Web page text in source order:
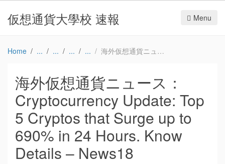
仮想通貨大學校 速報 Menu
Home 海外仮想通貨ニュース：Cryptocurrency Update: Top 5 Cryptos that Surge up to 690% in 24 Hours. Know Details – News18
海外仮想通貨ニュース：
Cryptocurrency Update: Top
5 Cryptos that Surge up to
690% in 24 Hours. Know
Details – News18